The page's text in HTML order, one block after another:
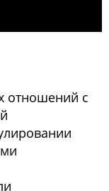
отношений с